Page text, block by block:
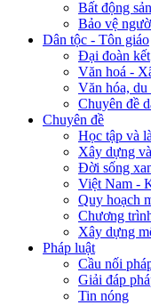
Bất động sản
Bảo vệ
Dân tộc - Tôn giáo
Đại đoàn kết
Văn hoá -
Văn hóa, du
Chuyên đề
Chuyên đề
Học tập và
Xây dựng
Đời sống
Việt Nam -
Quy hoạch
Chương
Xây dựng
Pháp luật
Cầu nối
Giải đáp
Tin nóng